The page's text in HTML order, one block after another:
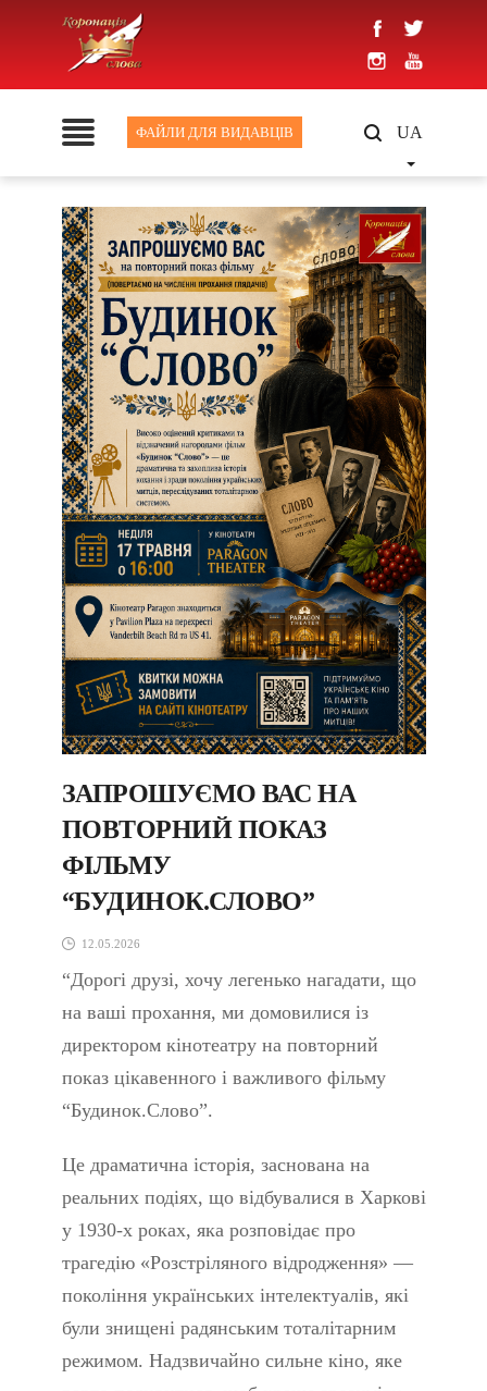
ФАЙЛИ ДЛЯ ВИДАВЦІВ UA
ЗАПРОШУЄМО ВАС НА
ПОВТОРНИЙ ПОКАЗ
ФІЛЬМУ
“БУДИНОК.СЛОВО”
12.05.2026
“Дорогі друзі, хочу легенько нагадати, що
на ваші прохання, ми домовилися із
директором кінотеатру на повторний
показ цікавенного і важливого фільму
“Будинок.Слово”.
Це драматична історія, заснована на
реальних подіях, що відбувалися в Харкові
у 1930-х роках, яка розповідає про
трагедію «Розстріляного відродження» —
покоління українських інтелектуалів, які
були знищені радянським тоталітарним
режимом. Надзвичайно сильне кіно, яке